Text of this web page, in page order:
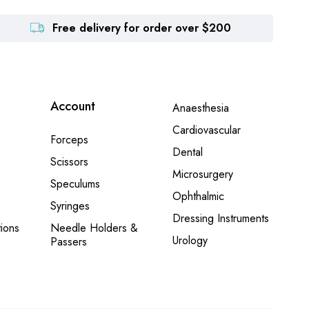
Free delivery for order over $200
Account
Forceps
Scissors
Speculums
Syringes
Needle Holders &
Passers
Anaesthesia
Cardiovascular
Dental
Microsurgery
Ophthalmic
Dressing Instruments
Urology